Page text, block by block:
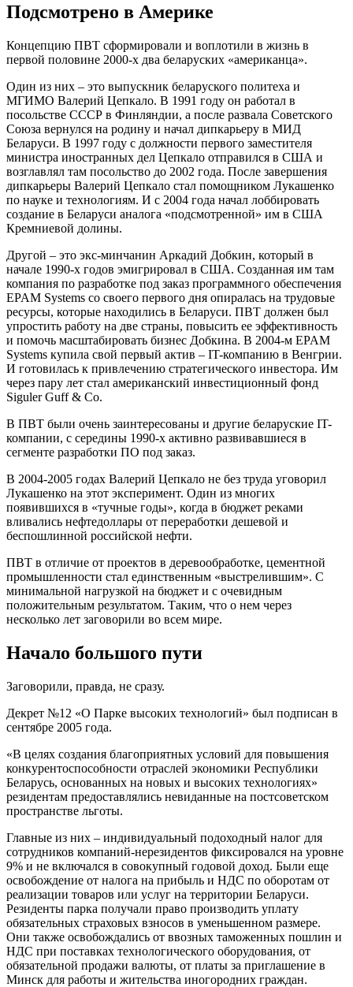
Подсмотрено в Америке
Концепцию ПВТ сформировали и воплотили в жизнь в
первой половине 2000-х два беларуских «американца».
Один из них – это выпускник беларуского политеха и
МГИМО Валерий Цепкало. В 1991 году он работал в
посольстве СССР в Финляндии, а после развала Советского
Союза вернулся на родину и начал дипкарьеру в МИД
Беларуси. В 1997 году с должности первого заместителя
министра иностранных дел Цепкало отправился в США и
возглавлял там посольство до 2002 года. После завершения
дипкарьеры Валерий Цепкало стал помощником Лукашенко
по науке и технологиям. И с 2004 года начал лоббировать
создание в Беларуси аналога «подсмотренной» им в США
Кремниевой долины.
Другой – это экс-минчанин Аркадий Добкин, который в
начале 1990-х годов эмигрировал в США. Созданная им там
компания по разработке под заказ программного обеспечения
EPAM Systems со своего первого дня опиралась на трудовые
ресурсы, которые находились в Беларуси. ПВТ должен был
упростить работу на две страны, повысить ее эффективность
и помочь масштабировать бизнес Добкина. В 2004-м EPAM
Systems купила свой первый актив – IT-компанию в Венгрии.
И готовилась к привлечению стратегического инвестора. Им
через пару лет стал американский инвестиционный фонд
Siguler Guff & Сo.
В ПВТ были очень заинтересованы и другие беларуские IT-
компании, с середины 1990-х активно развивавшиеся в
сегменте разработки ПО под заказ.
В 2004-2005 годах Валерий Цепкало не без труда уговорил
Лукашенко на этот эксперимент. Один из многих
появившихся в «тучные годы», когда в бюджет реками
вливались нефтедоллары от переработки дешевой и
беспошлинной российской нефти.
ПВТ в отличие от проектов в деревообработке, цементной
промышленности стал единственным «выстрелившим». С
минимальной нагрузкой на бюджет и с очевидным
положительным результатом. Таким, что о нем через
несколько лет заговорили во всем мире.
Начало большого пути
Заговорили, правда, не сразу.
Декрет №12 «О Парке высоких технологий» был подписан в
сентябре 2005 года.
«В целях создания благоприятных условий для повышения
конкурентоспособности отраслей экономики Республики
Беларусь, основанных на новых и высоких технологиях»
резидентам предоставлялись невиданные на постсоветском
пространстве льготы.
Главные из них – индивидуальный подоходный налог для
сотрудников компаний-нерезидентов фиксировался на уровне
9% и не включался в совокупный годовой доход. Были еще
освобождение от налога на прибыль и НДС по оборотам от
реализации товаров или услуг на территории Беларуси.
Резиденты парка получали право производить уплату
обязательных страховых взносов в уменьшенном размере.
Они также освобождались от ввозных таможенных пошлин и
НДС при поставках технологического оборудования, от
обязательной продажи валюты, от платы за приглашение в
Минск для работы и жительства иногородних граждан.